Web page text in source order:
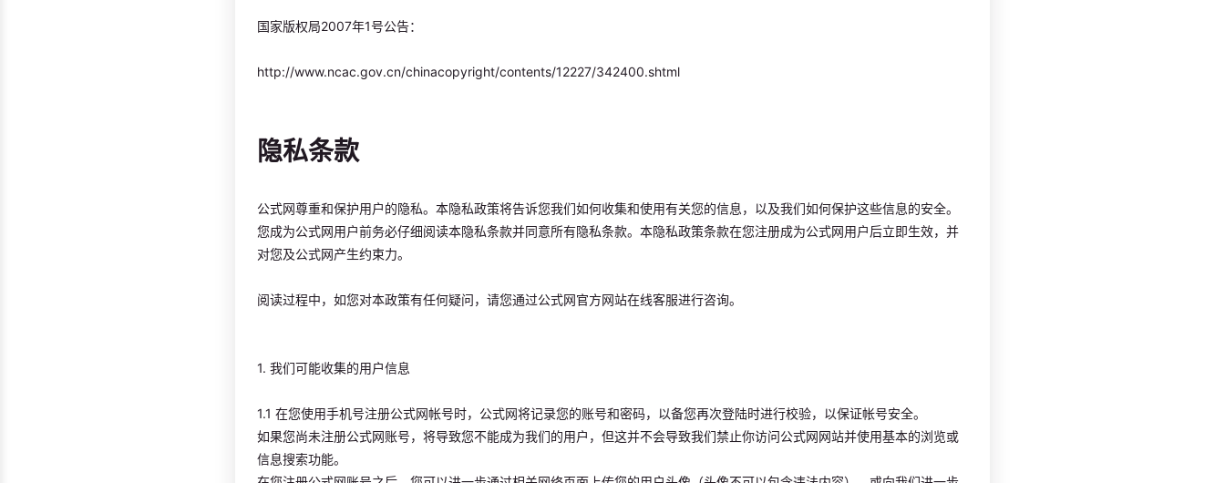
国家版权局2007年1号公告：
http://www.ncac.gov.cn/chinacopyright/contents/12227/342400.shtml
隐私条款
公式网尊重和保护用户的隐私。本隐私政策将告诉您我们如何收集和使用有关您的信息，以及我们如何保护这些信息的安全。
您成为公式网用户前务必仔细阅读本隐私条款并同意所有隐私条款。本隐私政策条款在您注册成为公式网用户后立即生效，并
对您及公式网产生约束力。
阅读过程中，如您对本政策有任何疑问，请您通过公式网官方网站在线客服进行咨询。
1. 我们可能收集的用户信息
1.1 在您使用手机号注册公式网帐号时，公式网将记录您的账号和密码，以备您再次登陆时进行校验，以保证帐号安全。
如果您尚未注册公式网账号，将导致您不能成为我们的用户，但这并不会导致我们禁止你访问公式网网站并使用基本的浏览或
信息搜索功能。